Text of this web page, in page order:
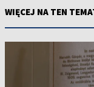
WIĘCEJ NA TEN